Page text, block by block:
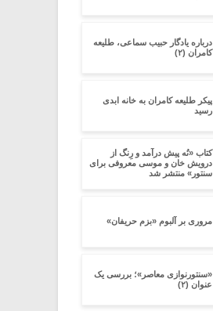
درباره یادگار حبیب سماعی، طلیعه
کامران (۲)
پیکر طلیعه کامران به خانه ابدی
رسید
کتاب «نُه پیش درآمد و رِنگ از
درویش خان و موسی معروفی برای
سنتور» منتشر شد
مروری بر آلبوم «بزم حریفان»
«سنتورنوازی معاصر»؛ بررسی یک
عنوان (۲)